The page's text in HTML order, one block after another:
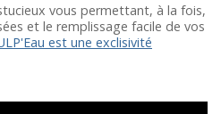
vous permettant, à la fois,
et le remplissage facile de vos
est une exclisivité